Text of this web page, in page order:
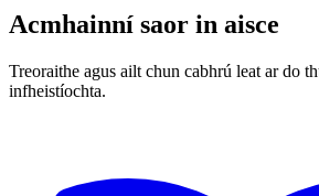
Acmhainní saor in aisce
Treoraithe agus ailt chun cabhrú leat ar do
infheistíochta.